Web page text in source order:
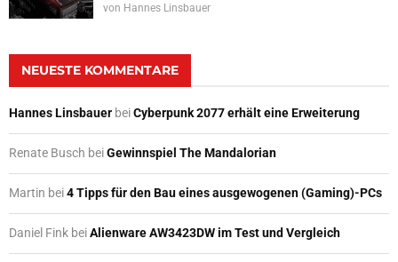
von Hannes Linsbauer
NEUESTE KOMMENTARE
Hannes Linsbauer beiCyberpunk 2077 erhält eine Erweiterung
Renate Busch beiGewinnspiel The Mandalorian
Martin bei4 Tipps für den Bau eines ausgewogenen (Gaming)-PCs
Daniel Fink beiAlienware AW3423DW im Test und Vergleich